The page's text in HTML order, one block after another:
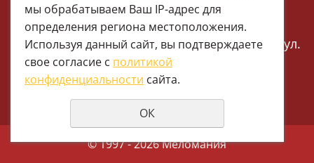
(MAX)
Екатеринбург, ул. Мира 2 Екатеринбург, ул.
Малышева 76
© 1997 - 2026 Меломания
мы обрабатываем Ваш IP-адрес для
определения региона местоположения.
Используя данный сайт, вы подтверждаете
свое согласие с политикой
конфиденциальности сайта.
ОК